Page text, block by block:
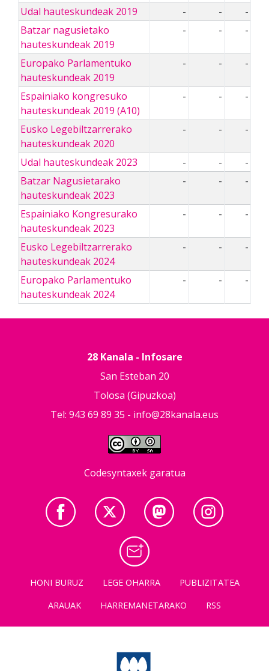
Udal hauteskundeak 2019 - -
-
Batzar nagusietako
hauteskundeak 2019
- - -
Europako Parlamentuko
hauteskundeak 2019
- - -
Espainiako kongresuko
hauteskundeak 2019 (A10)
- - -
Eusko Legebiltzarrerako
hauteskundeak 2020
- - -
Udal hauteskundeak 2023 - -
-
Batzar Nagusietarako
hauteskundeak 2023
- - -
Espainiako Kongresurako
hauteskundeak 2023
- - -
Eusko Legebiltzarrerako
hauteskundeak 2024
- - -
Europako Parlamentuko
hauteskundeak 2024
- - -
28 Kanala - Infosare
San Esteban 20
Tolosa (Gipuzkoa)
Tel: 943 69 89 35 - info@28kanala.eus
Codesyntaxek garatua
HONI BURUZ LEGE OHARRA
PUBLIZITATEA
ARAUAK
HARREMANETARAKO RSS